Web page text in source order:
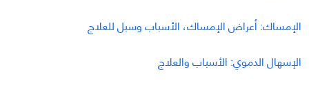
الإمساك: أعراض الإمساك، الأسباب وسبل للعلاج
الإسهال الدموي: الأسباب والعلاج